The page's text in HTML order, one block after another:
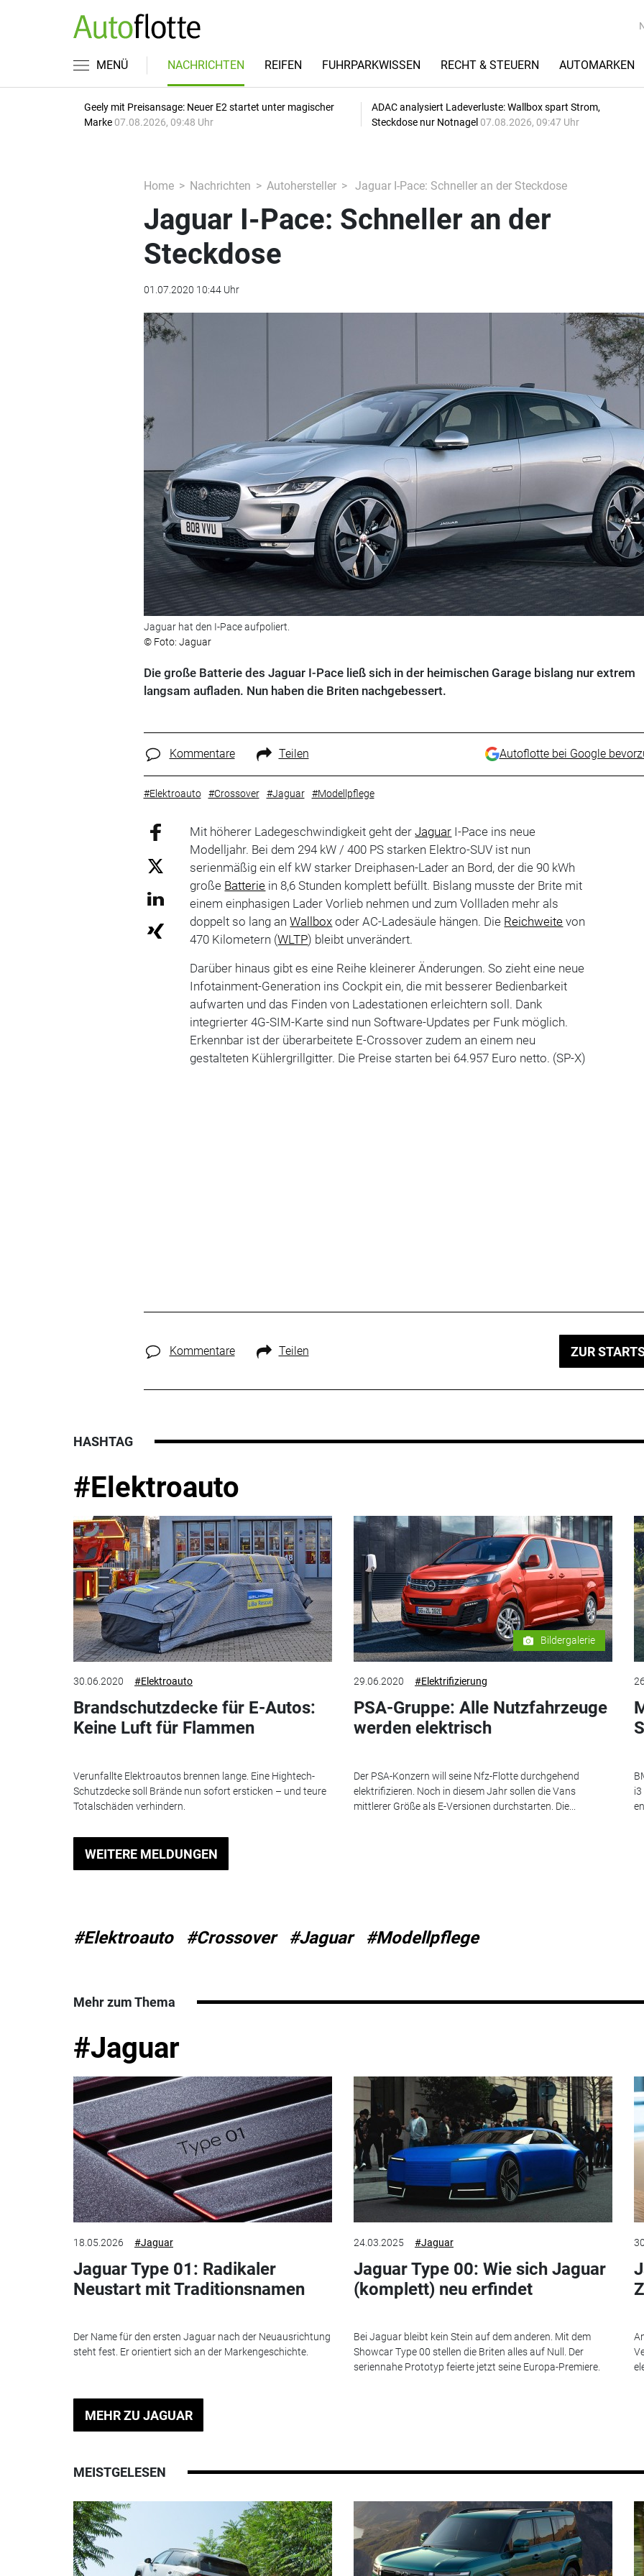
MENÜ NACHRICHTEN REIFEN FUHRPARKWISSEN RECHT & STEUERN AUTOMARKEN
Geely mit Preisansage: Neuer E2 startet unter magischer
Marke 07.08.2026, 09:48 Uhr
ADAC analysiert Ladeverluste: Wallbox spart Strom,
Steckdose nur Notnagel 07.08.2026, 09:47 Uhr
Home Nachrichten Autohersteller Jaguar I-Pace: Schneller an der Steckdose
Jaguar I-Pace: Schneller an der
Steckdose
01.07.2020 10:44 Uhr
Jaguar hat den I-Pace aufpoliert.
© Foto: Jaguar
Die große Batterie des Jaguar I-Pace ließ sich in der heimischen Garage bislang nur extrem
langsam aufladen. Nun haben die Briten nachgebessert.
Kommentare Teilen Autoflotte bei Google
#Elektroauto #Crossover #Jaguar #Modellpflege
Mit höherer Ladegeschwindigkeit geht derJaguar I-Pace ins neue
Modelljahr. Bei dem 294 kW / 400 PS starken Elektro-SUV ist nun
serienmäßig ein elf kW starker Dreiphasen-Lader an Bord, der die 90 kWh
große Batterie in 8,6 Stunden komplett befüllt. Bislang musste der Brite mit
einem einphasigen Lader Vorlieb nehmen und zum Vollladen mehr als
doppelt so lang anWallbox oder AC-Ladesäule hängen. Die Reichweite von
470 Kilometern (WLTP) bleibt unverändert.
Darüber hinaus gibt es eine Reihe kleinerer Änderungen. So zieht eine neue
Infotainment-Generation ins Cockpit ein, die mit besserer Bedienbarkeit
aufwarten und das Finden von Ladestationen erleichtern soll. Dank
integrierter 4G-SIM-Karte sind nun Software-Updates per Funk möglich.
Erkennbar ist der überarbeitete E-Crossover zudem an einem neu
gestalteten Kühlergrillgitter. Die Preise starten bei 64.957 Euro netto. (SP-X)
Kommentare Teilen ZUR
HASHTAG
#Elektroauto
30.06.2020 #Elektroauto
Brandschutzdecke für E-Autos:
Keine Luft für Flammen
Verunfallte Elektroautos brennen lange. Eine Hightech-
Schutzdecke soll Brände nun sofort ersticken – und teure
Totalschäden verhindern.
Bildergalerie
29.06.2020 #Elektrifizierung
PSA-Gruppe: Alle Nutzfahrzeuge
werden elektrisch
Der PSA-Konzern will seine Nfz-Flotte durchgehend
elektrifizieren. Noch in diesem Jahr sollen die Vans
mittlerer Größe als E-Versionen durchstarten. Die...
WEITERE MELDUNGEN
#Elektroauto #Crossover #Jaguar #Modellpflege
Mehr zum Thema
#Jaguar
18.05.2026 #Jaguar
Jaguar Type 01: Radikaler
Neustart mit Traditionsnamen
Der Name für den ersten Jaguar nach der Neuausrichtung
steht fest. Er orientiert sich an der Markengeschichte.
24.03.2025 #Jaguar
Jaguar Type 00: Wie sich Jaguar
(komplett) neu erfindet
Bei Jaguar bleibt kein Stein auf dem anderen. Mit dem
Showcar Type 00 stellen die Briten alles auf Null. Der
seriennahe Prototyp feierte jetzt seine Europa-Premiere.
MEHR ZU JAGUAR
MEISTGELESEN